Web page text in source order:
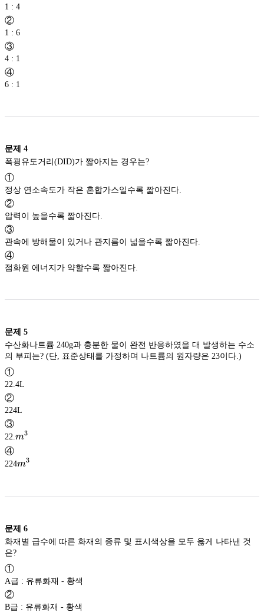
1 : 4
②
1 : 6
③
4 : 1
④
6 : 1
문제 4
①
정상 연소속도가 작은 혼합가스일수록 짧아진다.
②
압력이 높을수록 짧아진다.
③
관속에 방해물이 있거나 관지름이 넓을수록 짧아진다.
④
점화원 에너지가 약할수록 짧아진다.
문제 5
수산화나트륨 240g과 충분한 물이 완전 반응하였을 대 발생하는 수소
①
22.4L
②
224L
③
22. m^3
m3
④
224m^3
m3
문제 6
화재별 급수에 따른 화재의 종류 및 표시색상을 모두 옳게 나타낸 것
①
A급 : 유류화재 - 황색
②
B급 : 유류화재 - 황색